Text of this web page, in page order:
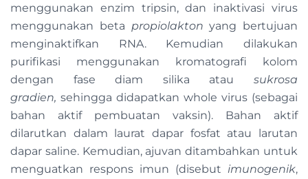
menggunakan enzim tripsin, dan inaktivasi virus
menggunakan beta propiolaktonyang bertujuan
menginaktifkan RNA. Kemudian dilakukan
purifikasi menggunakan kromatografi kolom
dengan fase diam silika atau sukrosa
gradien, sehingga didapatkan whole virus (sebagai
bahan aktif pembuatan vaksin). Bahan aktif
dilarutkan dalam laurat dapar fosfat atau larutan
dapar saline. Kemudian, ajuvan ditambahkan untuk
menguatkan respons imun (disebut imunogenik,